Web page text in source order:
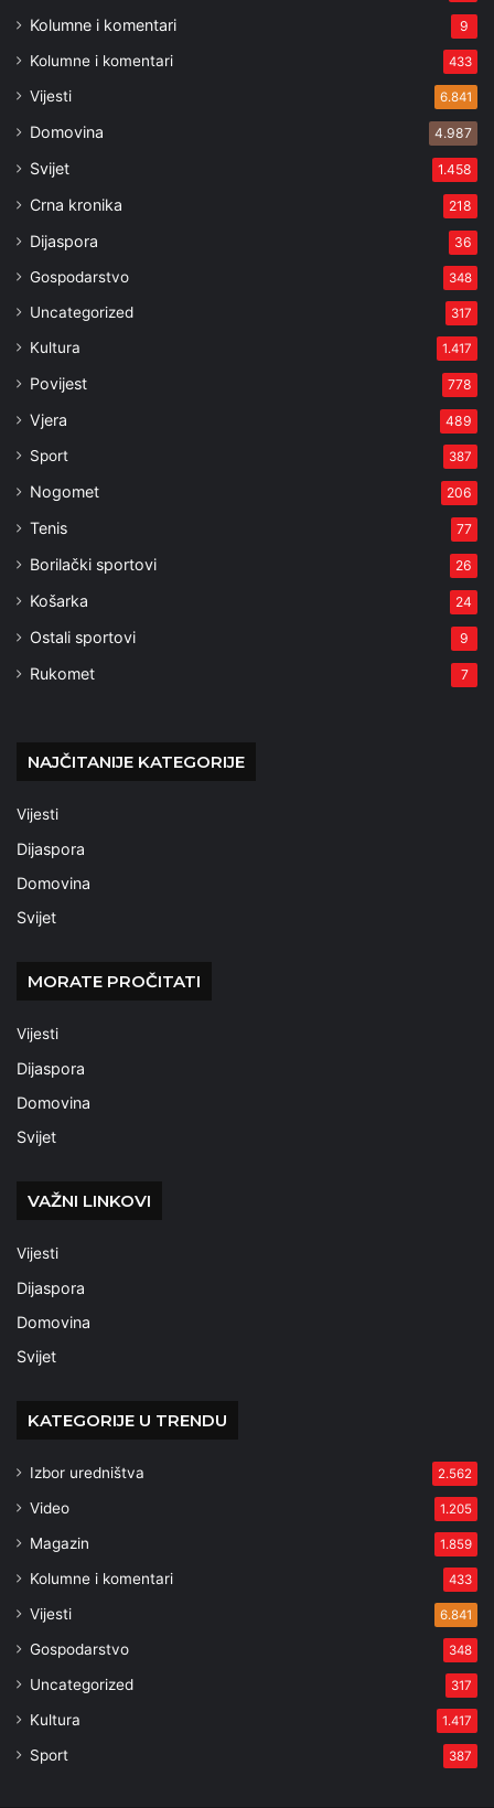
Kolumne i komentari 9
Kolumne i komentari 433
Vijesti 6.841
Domovina 4.987
Svijet 1.458
Crna kronika 218
Dijaspora 36
Gospodarstvo 348
Uncategorized 317
Kultura 1.417
Povijest 778
Vjera 489
Sport 387
Nogomet 206
Tenis 77
Borilački sportovi 26
Košarka 24
Ostali sportovi 9
Rukomet 7
NAJČITANIJE KATEGORIJE
Vijesti
Dijaspora
Domovina
Svijet
MORATE PROČITATI
Vijesti
Dijaspora
Domovina
Svijet
VAŽNI LINKOVI
Vijesti
Dijaspora
Domovina
Svijet
KATEGORIJE U TRENDU
Izbor uredništva 2.562
Video 1.205
Magazin 1.859
Kolumne i komentari 433
Vijesti 6.841
Gospodarstvo 348
Uncategorized 317
Kultura 1.417
Sport 387